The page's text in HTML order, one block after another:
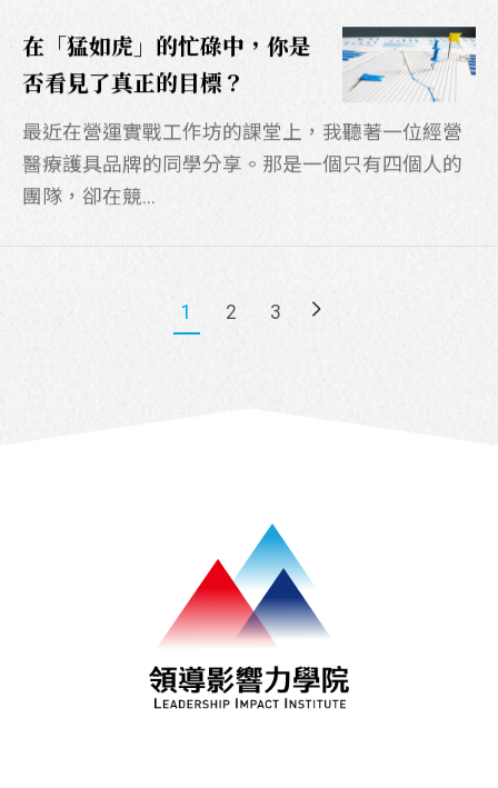
在「猛如虎」的忙碌中，你是
否看見了真正的目標？
最近在營運實戰工作坊的課堂上，我聽著一位經營
醫療護具品牌的同學分享。那是一個只有四個人的
團隊，卻在競...
1 2 3